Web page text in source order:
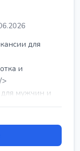
для
и
>
мужчин и